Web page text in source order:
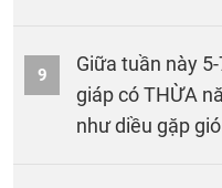
9
Giữa tuần này
giáp có THỪA
như diều gặp gió